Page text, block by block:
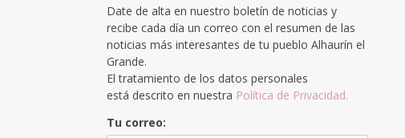
Date de alta en nuestro boletín de noticias y
recibe cada día un correo con el resumen de las
noticias más interesantes de tu pueblo Alhaurín el
Grande.
El tratamiento de los datos personales
está descrito en nuestra Política de Privacidad.
Tu correo: